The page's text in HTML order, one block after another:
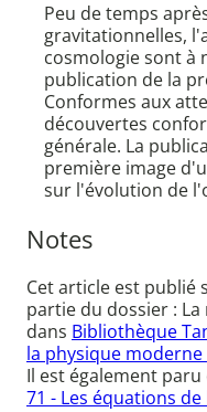
Peu de temps
gravitationnelles,
cosmologie sont à
publication de la
Conformes aux
découvertes
générale. La
première image
sur l'évolution de
Notes
Cet article est publié
partie du dossier :
dans Bibliothèque
la physique moderne
Il est également paru
71 - Les équations